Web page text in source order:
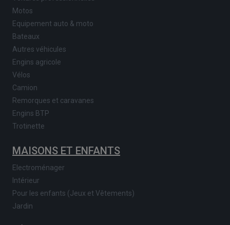
Motos
Equipement auto & moto
Bateaux
Autres véhicules
Engins agricole
Vélos
Camion
Remorques et caravanes
Engins BTP
Trotinette
MAISONS ET ENFANTS
Electroménager
Intérieur
Pour les enfants (Jeux et Vêtements)
Jardin